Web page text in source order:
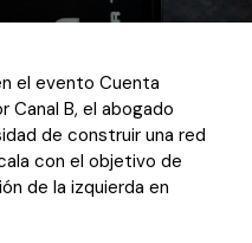
el evento Cuenta
Canal B, el abogado
de construir una red
con el objetivo de
de la izquierda en